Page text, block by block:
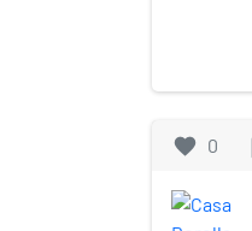
favorite 0